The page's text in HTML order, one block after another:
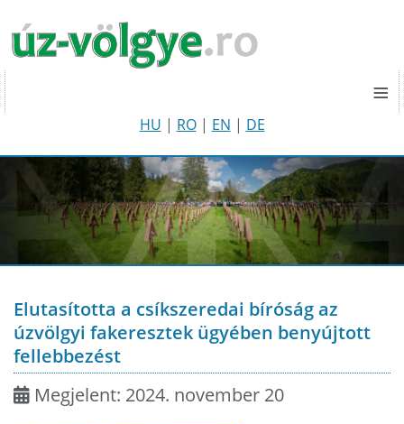
≡
HU | RO| EN | DE
Elutasította a csíkszeredai bíróság az
úzvölgyi fakeresztek ügyében benyújtott
fellebbezést
Megjelent: 2024. november 20